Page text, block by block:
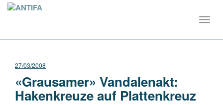
27/03/2008
«Grausamer» Vandalenakt:
Hakenkreuze auf Plattenkreuz